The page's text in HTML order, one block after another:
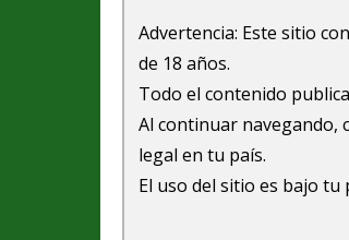
Advertencia: Este sitio
de 18 años.
Todo el contenido
Al continuar navegando,
legal en tu país.
El uso del sitio es bajo